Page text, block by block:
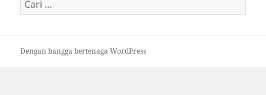
untuk:
Dengan bangga bertenaga WordPress